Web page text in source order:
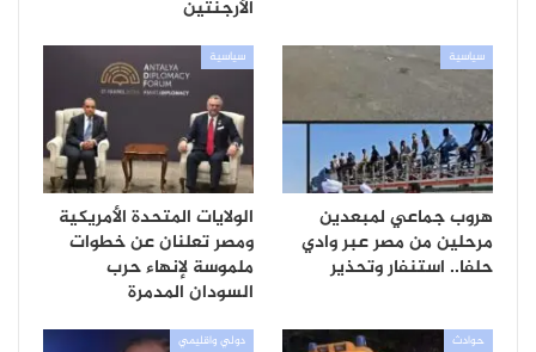
الأرجنتين
سياسية
هروب جماعي لمبعدين
مرحلين من مصر عبر وادي
حلفا.. استنفار وتحذير
سياسية
الولايات المتحدة الأمريكية
ومصر تعلنان عن خطوات
ملموسة لإنهاء حرب
السودان المدمرة
حوادث دولي واقليمي